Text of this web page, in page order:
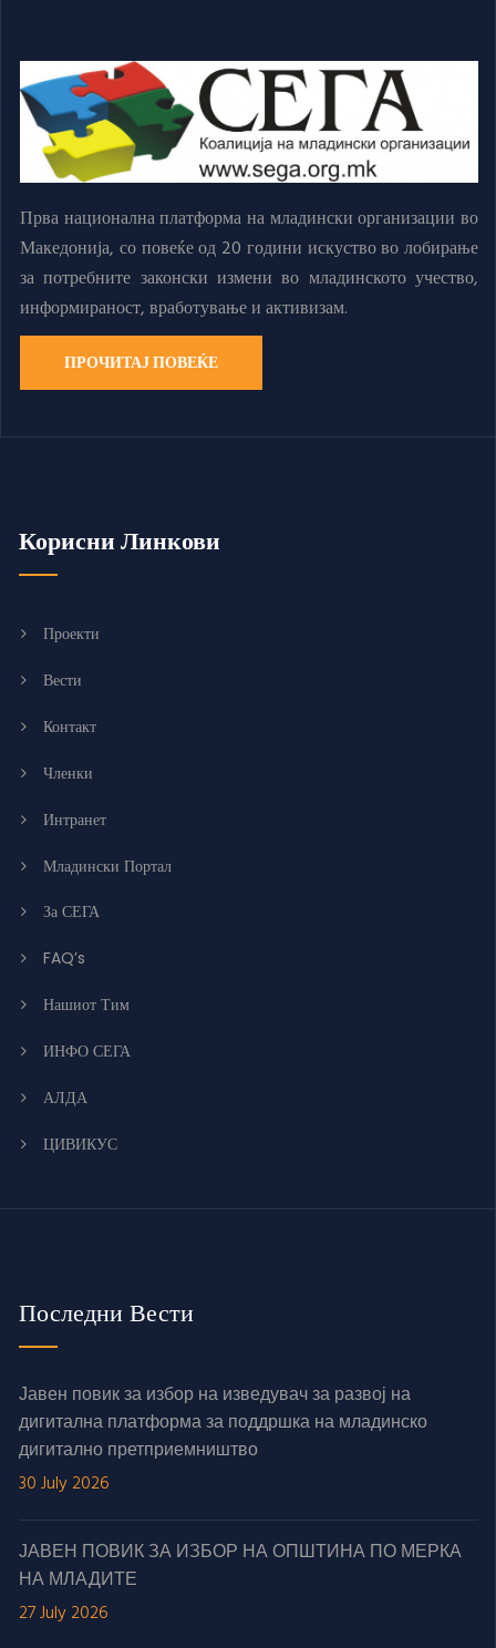
Прва национална платформа на младински организации во
Македонија, со повеќе од 20 години искуство во лобирање
за потребните законски измени во младинското учество,
информираност, вработување и активизам.
ПРОЧИТАЈ ПОВЕЌЕ
Корисни Линкови
Проекти
Вести
Контакт
Членки
Интранет
Младински Портал
За СЕГА
FAQ’s
Нашиот Тим
ИНФО СЕГА
АЛДА
ЦИВИКУС
Последни Вести
Јавен повик за избор на изведувач за развој на
дигитална платформа за поддршка на младинско
дигитално претприемништво
30 July 2026
ЈАВЕН ПОВИК ЗА ИЗБОР НА ОПШТИНА ПО МЕРКА
НА МЛАДИТЕ
27 July 2026